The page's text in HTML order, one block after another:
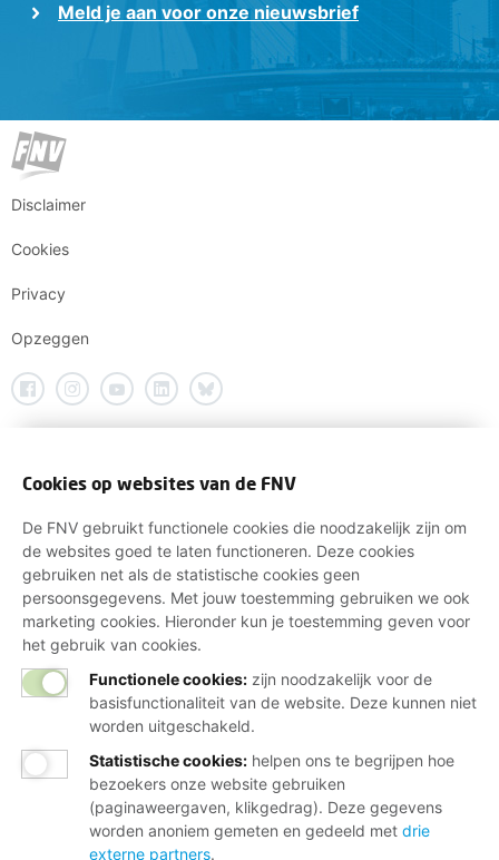
Meld je aan voor onze nieuwsbrief
Disclaimer
Cookies
Privacy
Opzeggen
Cookies op websites van de FNV
De FNV gebruikt functionele cookies die noodzakelijk zijn om
de websites goed te laten functioneren. Deze cookies
gebruiken net als de statistische cookies geen
persoonsgegevens. Met jouw toestemming gebruiken we ook
marketing cookies. Hieronder kun je toestemming geven voor
het gebruik van cookies.
Functionele cookies: zijn noodzakelijk voor de
basisfunctionaliteit van de website. Deze kunnen niet
worden uitgeschakeld.
Statistische cookies: helpen ons te begrijpen hoe
bezoekers onze website gebruiken
(paginaweergaven, klikgedrag). Deze gegevens
worden anoniem gemeten en gedeeld met drie
externe partners.